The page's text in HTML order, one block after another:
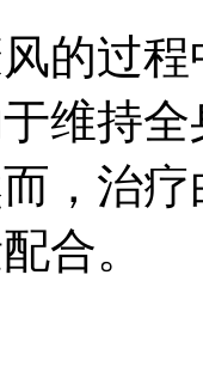
过程
维持
，治
合。